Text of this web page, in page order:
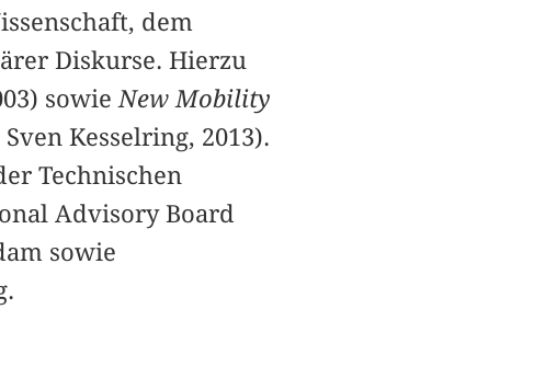
dem
Diskurse. Hierzu
sowie New Mobility
Kesselring, 2013).
Technischen
Advisory Board
sowie